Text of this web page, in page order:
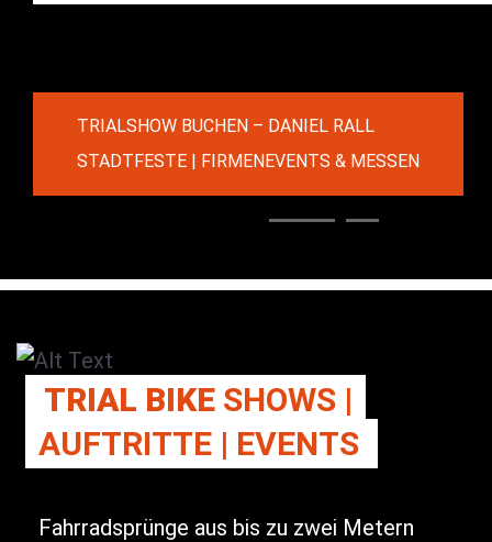
TRIALSHOW BUCHEN – DANIEL RALL
STADTFESTE | FIRMENEVENTS & MESSEN
TRIAL BIKE SHOWS |
AUFTRITTE | EVENTS
Fahrradsprünge aus bis zu zwei Metern